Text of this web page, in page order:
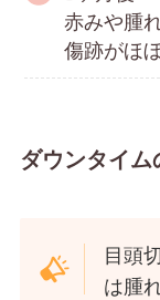
赤みや腫
傷跡がほ
ダウンタイ
目頭
は腫